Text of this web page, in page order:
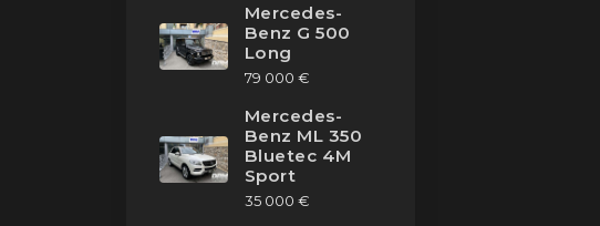
Mercedes-
Benz G 500
Long
79 000 €
Mercedes-
Benz ML 350
Bluetec 4M
Sport
35 000 €